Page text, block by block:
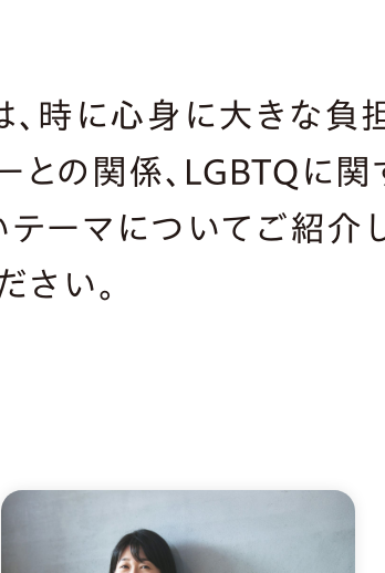
時に心身に大きな負担
の関係、LGBTQに関
ーマについてご紹介
さい。